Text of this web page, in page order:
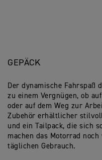
GEPÄCK
Der dynamische Fahrspaß
zu einem Vergnügen, ob
oder auf dem Weg zur
Zubehör erhältlicher
und ein Tailpack, die sich
machen das Motorrad
täglichen Gebrauch.